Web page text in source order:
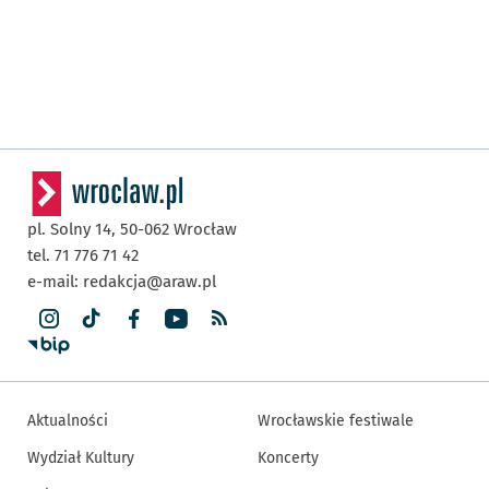
pl. Solny 14, 50-062 Wrocław
tel. 71 776 71 42
e-mail: redakcja@araw.pl
Aktualności
Wydział Kultury
Wrocławskie festiwale
Koncerty